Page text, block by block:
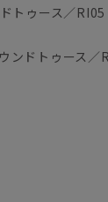
トゥース／RI05
ンドトゥース／